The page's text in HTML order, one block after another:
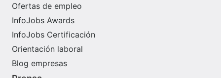
Ofertas de empleo
InfoJobs Awards
InfoJobs Certificación
Orientación laboral
Blog empresas